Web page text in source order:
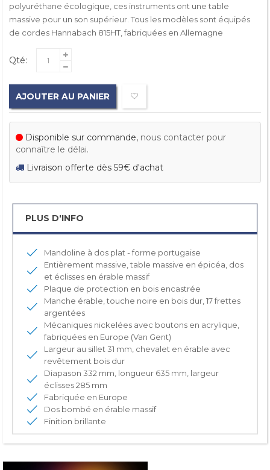
polyuréthane écologique, ces instruments ont une table
massive pour un son supérieur. Tous les modèles sont équipés
de cordes Hannabach 815HT, fabriquées en Allemagne
Qté:
AJOUTER AU PANIER
Disponible sur commande, nous contacter pour
connaître le délai.
Livraison offerte dès 59€ d'achat
PLUS D'INFO
Mandoline à dos plat - forme portugaise
Entièrement massive, table massive en épicéa, dos
et éclisses en érable massif
Plaque de protection en bois encastrée
Manche érable, touche noire en bois dur, 17 frettes
argentées
Mécaniques nickelées avec boutons en acrylique,
fabriquées en Europe (Van Gent)
Largeur au sillet 31 mm, chevalet en érable avec
revêtement bois dur
Diapason 332 mm, longueur 635 mm, largeur
éclisses 285 mm
Fabriquée en Europe
Dos bombé en érable massif
Finition brillante